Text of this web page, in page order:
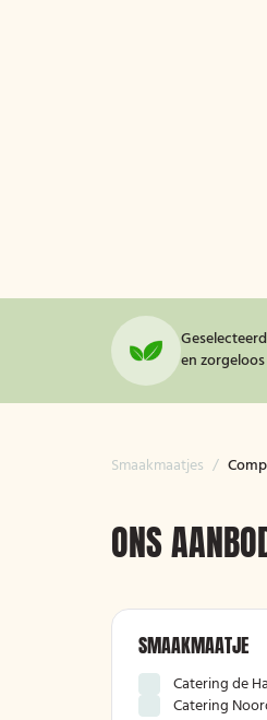
en
Smaakmaatjes /
ONS
SMAAKMAATJE
Catering de
Catering